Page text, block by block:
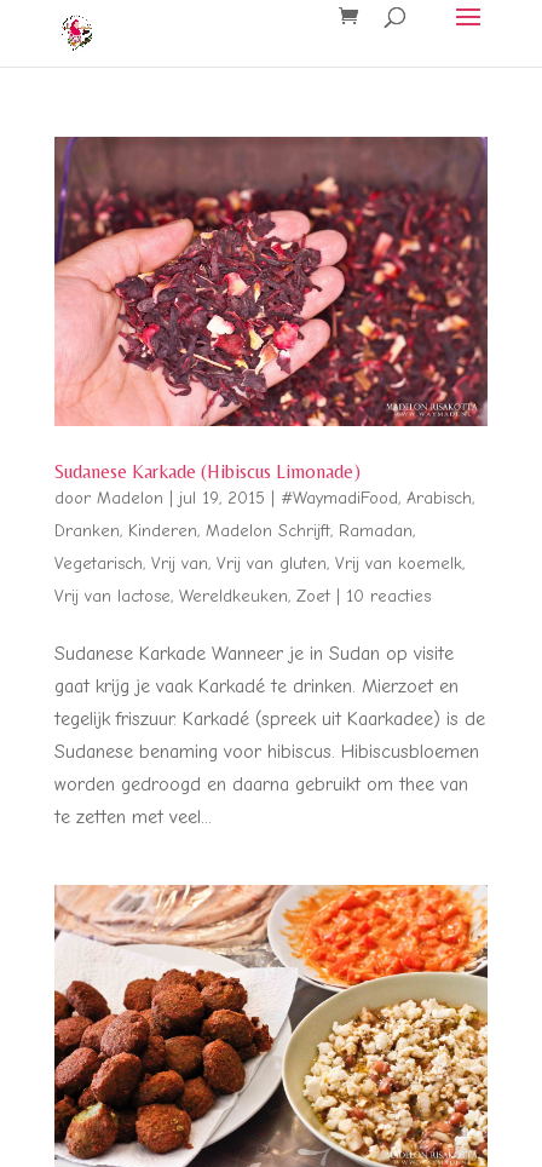
Sudanese Karkade (Hibiscus Limonade)
door Madelon jul 19, 2015 #WaymadiFood, Arabisch,
Dranken, Kinderen, Madelon Schrijft, Ramadan,
Vegetarisch, Vrij van, Vrij van gluten, Vrij van koemelk,
Vrij van lactose, Wereldkeuken, Zoet| 10 reacties
Sudanese Karkade Wanneer je in Sudan op visite
gaat krijg je vaak Karkadé te drinken. Mierzoet en
tegelijk friszuur. Karkadé (spreek uit Kaarkadee) is de
Sudanese benaming voor hibiscus. Hibiscusbloemen
worden gedroogd en daarna gebruikt om thee van
te zetten met veel...